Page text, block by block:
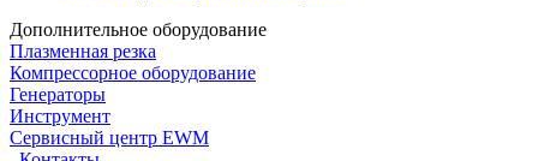
Дополнительное оборудование
Плазменная резка
Компрессорное оборудование
Генераторы
Инструмент
Сервисный центр EWM